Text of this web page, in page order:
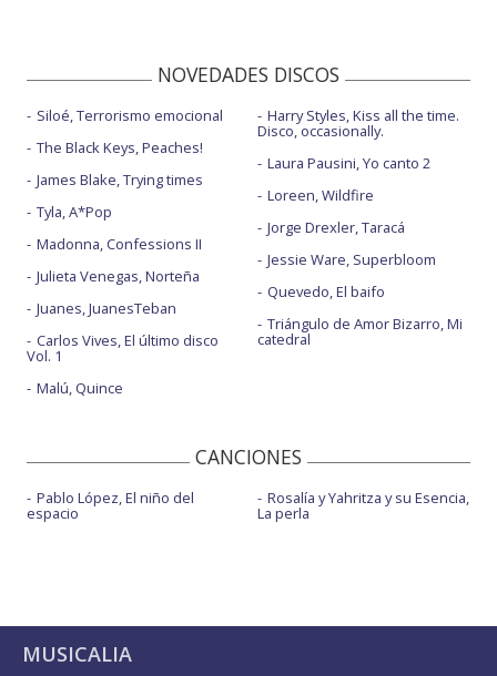
NOVEDADES DISCOS
Siloé, Terrorismo emocional
The Black Keys, Peaches!
James Blake, Trying times
Tyla, A*Pop
Madonna, Confessions II
Julieta Venegas, Norteña
Juanes, JuanesTeban
Carlos Vives, El último disco
Vol. 1
Malú, Quince
Harry Styles, Kiss all the time.
Disco, occasionally.
Laura Pausini, Yo canto 2
Loreen, Wildfire
Jorge Drexler, Taracá
Jessie Ware, Superbloom
Quevedo, El baifo
Triángulo de Amor Bizarro, Mi
catedral
CANCIONES
Pablo López, El niño del
espacio
Rosalía y Yahritza y su Esencia,
La perla
MUSICALIA